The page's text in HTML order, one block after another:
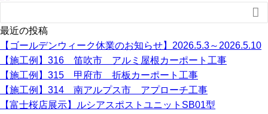

最近の投稿
【ゴールデンウィーク休業のお知らせ】2026.5.3～2026.5.10
【施工例】316 笛吹市 アルミ屋根カーポート工事
【施工例】315 甲府市 折板カーポート工事
【施工例】314 南アルプス市 アプローチ工事
【富士桜店展示】ルシアスポストユニットSB01型